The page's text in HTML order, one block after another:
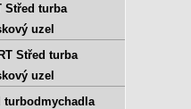
Střed turba
uzel
Střed turba
uzel
turbodmychadla